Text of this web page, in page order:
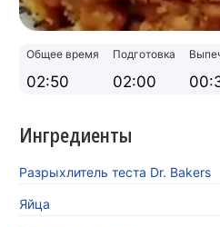
Общее время
02:50
Подготовка
02:00
Ингредиенты
Разрыхлитель теста Dr. Bakers
Яйца